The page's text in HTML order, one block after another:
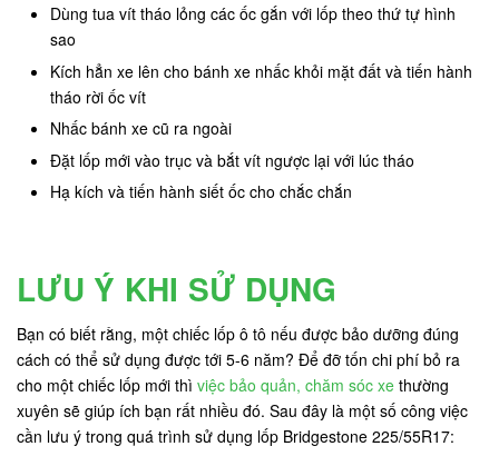
Dùng tua vít tháo lỏng các ốc gắn với lốp theo thứ tự hình
sao
Kích hẳn xe lên cho bánh xe nhấc khỏi mặt đất và tiến hành
tháo rời ốc vít
Nhấc bánh xe cũ ra ngoài
Đặt lốp mới vào trục và bắt vít ngược lại với lúc tháo
Hạ kích và tiến hành siết ốc cho chắc chắn
LƯU Ý KHI SỬ DỤNG
Bạn có biết rằng, một chiếc lốp ô tô nếu được bảo dưỡng đúng
cách có thể sử dụng được tới 5-6 năm? Để đỡ tốn chi phí bỏ ra
cho một chiếc lốp mới thì việc bảo quản, chăm sóc xe thường
xuyên sẽ giúp ích bạn rất nhiều đó. Sau đây là một số công việc
cần lưu ý trong quá trình sử dụng lốp Bridgestone 225/55R17: